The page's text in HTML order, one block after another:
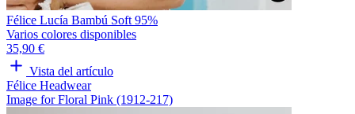
Félice Lucía Bambú Soft 95%
Varios colores disponibles
35,90 €
Vista del artículo
Félice Headwear
Image for Floral Pink (1912-217)